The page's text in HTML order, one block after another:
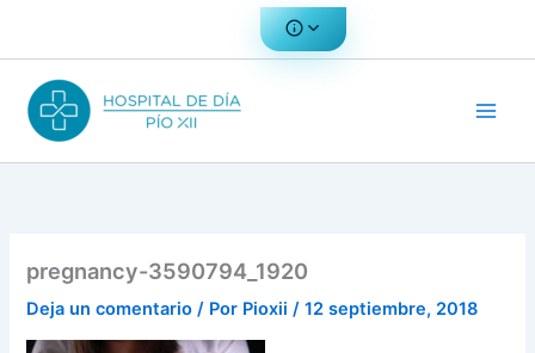
pregnancy-3590794_1920
Deja un comentario / Por Pioxii/12 septiembre, 2018